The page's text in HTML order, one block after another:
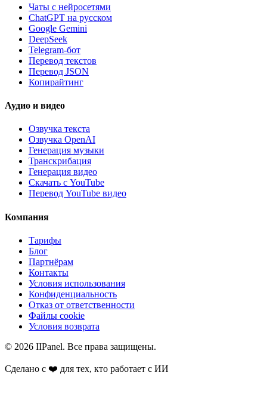
Чаты с нейросетями
ChatGPT на русском
Google Gemini
DeepSeek
Telegram-бот
Перевод текстов
Перевод JSON
Копирайтинг
Аудио и видео
Озвучка текста
Озвучка OpenAI
Генерация музыки
Транскрибация
Генерация видео
Скачать с YouTube
Перевод YouTube видео
Компания
Тарифы
Блог
Партнёрам
Контакты
Условия использования
Конфиденциальность
Отказ от ответственности
Файлы cookie
Условия возврата
© 2026 IIPanel. Все права защищены.
Сделано с ❤️ для тех, кто работает с ИИ